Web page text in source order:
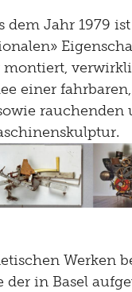
dem Jahr 1979
montiert,
einer
rauchenden
Werken
in Basel